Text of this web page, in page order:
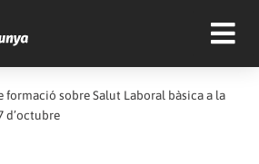
formació sobre Salut Laboral bàsica a la
d’octubre